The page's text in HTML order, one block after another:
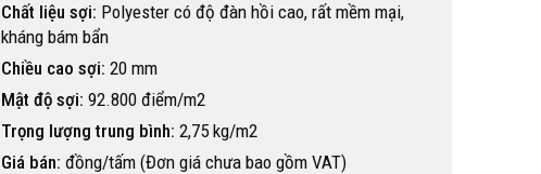
Chất liệu sợi: Polyester có độ đàn hồi cao, rất mềm mại,
kháng bám bẩn
Chiều cao sợi: 20 mm
Mật độ sợi: 92.800 điểm/m2
Trọng lượng trung bình: 2,75 kg/m2
Giá bán: đồng/tấm (Đơn giá chưa bao gồm VAT)